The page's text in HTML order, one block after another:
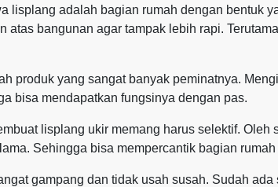
lisplang adalah bagian rumah dengan bentuk
atas bangunan agar tampak lebih rapi.
produk yang sangat banyak peminatnya.
bisa mendapatkan fungsinya dengan pas.
lisplang ukir memang harus selektif. Oleh
Sehingga bisa mempercantik bagian
gampang dan tidak usah susah. Sudah